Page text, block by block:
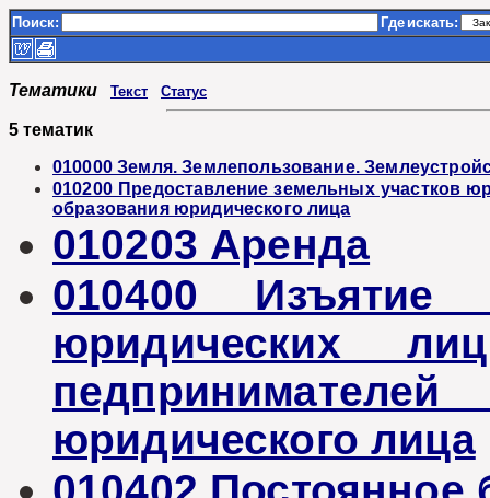
Поиск: Где искать:
Тематики Текст Статус
5 тематик
010000 Земля. Землепользование.
010200 Предоставление земельных участков
образования юридического лица
010203 Аренда
010400 Изъятие
юридических
юридического лица